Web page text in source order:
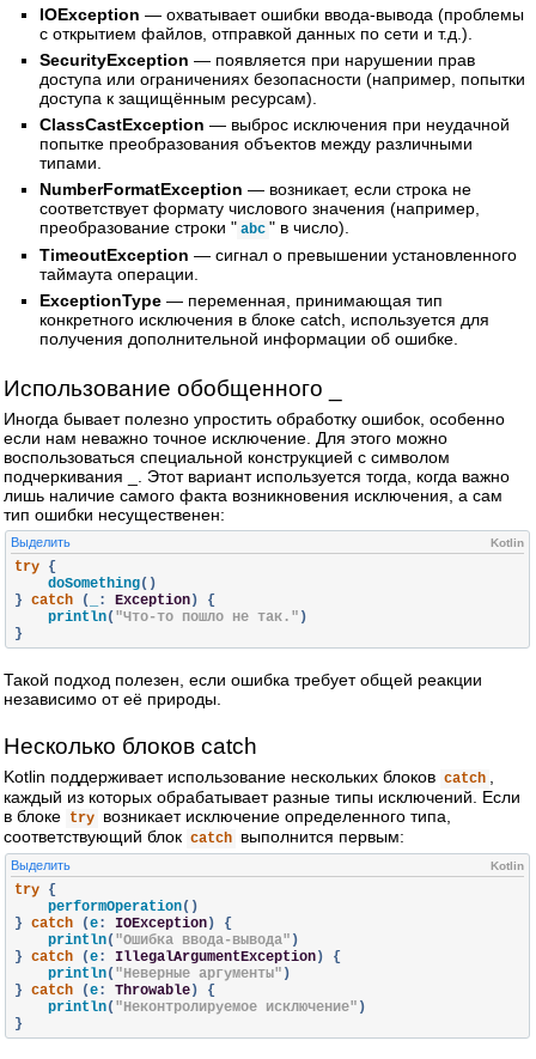
IOException — охватывает ошибки ввода-вывода (проблемы
с открытием файлов, отправкой данных по сети и т.д.).
SecurityException — появляется при нарушении прав
доступа или ограничениях безопасности (например, попытки
доступа к защищённым ресурсам).
ClassCastException — выброс исключения при неудачной
попытке преобразования объектов между различными
типами.
NumberFormatException — возникает, если строка не
соответствует формату числового значения (например,
преобразование строки " abc " в число).
TimeoutException — сигнал о превышении установленного
таймаута операции.
ExceptionType — переменная, принимающая тип
конкретного исключения в блоке catch, используется для
получения дополнительной информации об ошибке.
Использование обобщенного _
Иногда бывает полезно упростить обработку ошибок, особенно
если нам неважно точное исключение. Для этого можно
воспользоваться специальной конструкцией с символом
подчеркивания _. Этот вариант используется тогда, когда важно
лишь наличие самого факта возникновения исключения, а сам
тип ошибки несущественен:
Выделить Kotlin
try {
    doSomething
()
} catch ( : Exception)
{
    println
( "Что-то пошло не так." )
}
Такой подход полезен, если ошибка требует общей реакции
независимо от её природы.
Несколько блоков catch
Kotlin поддерживает использование нескольких блоков catch
каждый из которых обрабатывает разные типы исключений. Если
в блоке try возникает исключение определенного типа,
соответствующий блок catch выполнится первым:
Выделить Kotlin
try {
    performOperation
()
} catch (e: IOException)
{
    println
( "Ошибка ввода-вывода" )
} catch (e: IllegalArgumentException)
{
    println
( "Неверные аргументы" )
} catch (e: Throwable)
{
    println
( "Неконтролируемое исключение" )
}